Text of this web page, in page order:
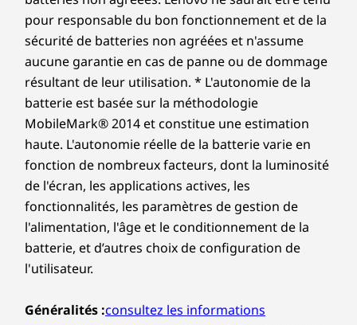
Élégant et robuste
avec des options de
connectivité
Extrêmement fin et léger (1,15 kg), mais aussi
élégant (0,56"), l’ordinateur portable IdeaPad
Slim 5 est ultra-portable. De plus, le châssis
métallique et la certification MIL-STD-810H
garantissent une fiabilité et une durabilité
réelles. Doté d’une connectivité robuste,
l’appareil comprend également une multitude
prise audio, ce qui le rend extrêmement
Matériaux
90 % de plastique recyclé post-consommation (PCC)
dans le boîtier noir de l’adaptateur d’alimentation 65 W
90 % de plastique provenant des océans dans le sac
Carton certifié Forest Stewardship Council (FSC)
Certifications/Registres
ENERGY STAR 8.0
EPEAT ®Gold*
Certifié Eyesafe ®pour une faible quantité de lumière
bleue (solution matérielle)
Certifié Eyesafe
MIL-STD 810H
cas de problème. Améliorez votre expérience avec la
possibilité de passer au service sur site, On-site
Service. Chez Lenovo, l’excellence constitue l’alliance
des performances et de la protection des portables !
pour responsable du bon fonctionnement et de la
sécurité de batteries non agréées et n'assume
aucune garantie en cas de panne ou de dommage
résultant de leur utilisation. * L'autonomie de la
batterie est basée sur la méthodologie
MobileMark® 2014 et constitue une estimation
haute. L'autonomie réelle de la batterie varie en
fonction de nombreux facteurs, dont la luminosité
de l'écran, les applications actives, les
fonctionnalités, les paramètres de gestion de
l'alimentation, l'âge et le conditionnement de la
batterie, et d’autres choix de configuration de
l'utilisateur.
Généralités :consultez les informations